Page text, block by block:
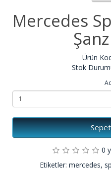
Mercedes
Ürün
Stok
0
Etiketler: mercedes,